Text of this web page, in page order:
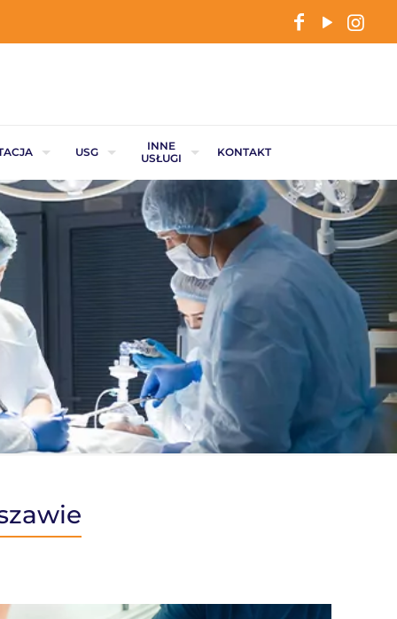
USG
INNE
USŁUGI
KONTAKT